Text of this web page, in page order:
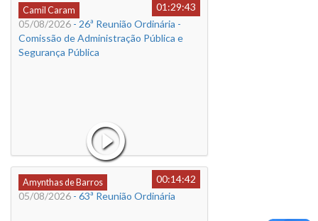
Camil Caram
01:29:43
05/08/2026 - 26ª Reunião Ordinária -
Comissão de Administração Pública e
Segurança Pública
Amynthas de Barros
00:14:42
05/08/2026 - 63ª Reunião Ordinária